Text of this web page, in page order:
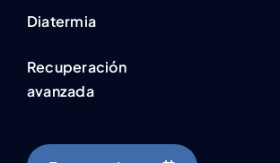
Diatermia
Recuperación
avanzada